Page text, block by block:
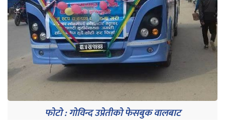
फोटो : गोविन्द उप्रेतीको फेसबुक वालबाट